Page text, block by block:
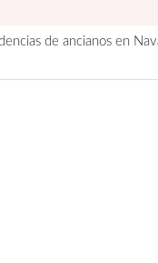
de ancianos en